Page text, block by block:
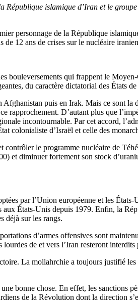
islamique d’Iran et le
personnage de la République
de 12 ans de crises sur le nucléaire
bouleversements qui frappent le
du caractère dictatorial des États
puis en Irak. Mais ce sont
rapprochement. D’autant plus que
incontournable. Par cet accord,
colonialiste d’Israël et celle des
le programme nucléaire de
et diminuer fortement son stock
par l’Union européenne et les
États-Unis depuis 1979. Enfin, la
déjà sur les rangs.
d’armes offensives sont
de et vers l’Iran resteront interdits
La mollahrchie a toujours justifié
bonne chose. En effet, les
de la Révolution dont la direction